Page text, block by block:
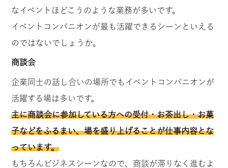
なイベントほどこうのような業務が多いです。
イベントコンパニオンが最も活躍できるシーンといえる
のではないでしょうか。
商談会
企業同士の話し合いの場所でもイベントコンパニオンが
活躍する場は多いです。
主に商談会に参加している方への受付・お茶出し・お菓
子などをふるまい、場を盛り上げることが仕事内容とな
っています。
もちろんビジネスシーンなので、商談が滞りなく進むよ